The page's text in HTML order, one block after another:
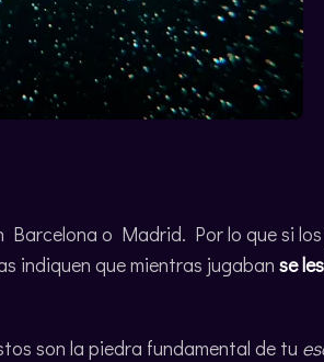
Barcelona o Madrid. Por lo que si
indiquen que mientras jugaban se
son la piedra fundamental de tu